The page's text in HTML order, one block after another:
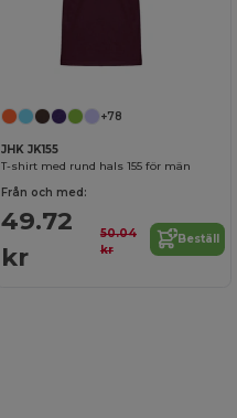
+78
JHK JK155
T-shirt med rund hals 155 för män
Från och med:
49.72
kr
50.04
kr
Beställ